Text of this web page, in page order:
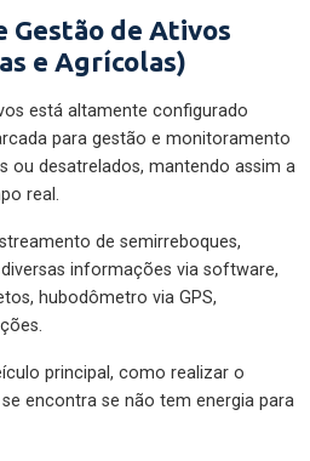
Gestão de Ativos
e Agrícolas)
está altamente configurado
para gestão e monitoramento
ou desatrelados, mantendo assim a
real.
de semirreboques,
informações via software,
hubodômetro via GPS,
principal, como realizar o
encontra se não tem energia para